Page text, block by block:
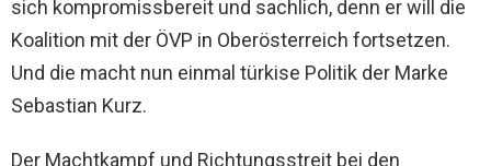
sich kompromissbereit und sachlich, denn er will die
Koalition mit der ÖVP in Oberösterreich fortsetzen.
Und die macht nun einmal türkise Politik der Marke
Sebastian Kurz.
Der Machtkampf und Richtungsstreit bei den